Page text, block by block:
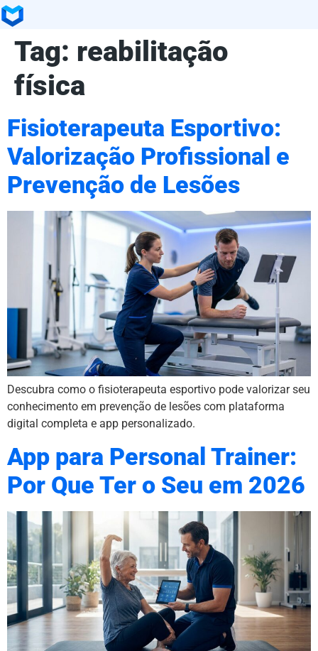
Tag: reabilitação
física
Fisioterapeuta Esportivo:
Valorização Profissional e
Prevenção de Lesões
Descubra como o fisioterapeuta esportivo pode valorizar seu
conhecimento em prevenção de lesões com plataforma
digital completa e app personalizado.
App para Personal Trainer:
Por Que Ter o Seu em 2026